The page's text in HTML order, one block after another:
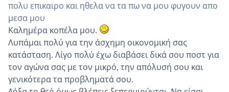
πολυ επικαιρο και ηθελα να τα πω να μου φυγουν απο
μεσα μου
Καλημέρα κοπέλα μου.
Λυπάμαι πολύ για την άσχημη οικονομική σας
κατάσταση. Λίγο πολύ έχω διαβάσει δικά σου ποστ για
τον αγώνα σας με τον μικρό, την απόλυσή σου και
γενικότερα τα προβληματά σου.